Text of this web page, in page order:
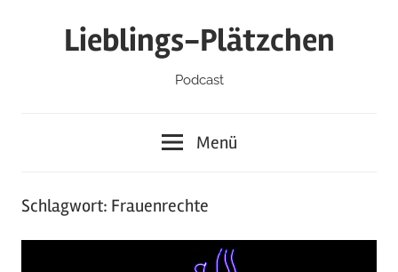
Lieblings-Plätzchen
Podcast
Menü
Schlagwort: Frauenrechte